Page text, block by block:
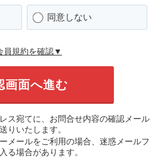
同意しない
員規約を確認▼
ス宛てに、お問合せ内容の確認メール
りいたします。
メールをご利用の場合、迷惑メールフ
る場合があります。